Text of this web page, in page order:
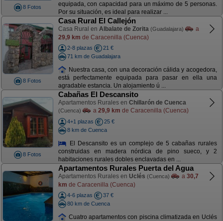
8 Fotos
equipada, con capacidad para un máximo de 5 personas.
Por su situación, es ideal para realizar ...
8 Fotos
Casa Rural El Callejón
Casa Rural en Albalate de Zorita (Guadalajara)
a
29,9 km de Caracenilla (Cuenca)
2-8 plazas
21 €
71 km de Guadalajara
Nuestra casa, con una decoración cálida y acogedora,
está perfectamente equipada para pasar en ella una
agradable estancia. Un alojamiento ú ...
8 Fotos
Cabañas El Descansito
Apartamentos Rurales en Chillarón de Cuenca
(Cuenca) a 29,9 km de Caracenilla (Cuenca)
4+1 plazas
25 €
8 km de Cuenca
El Descansito es un complejo de 5 cabañas rurales
construidas en madera nórdica de pino sueco, y 2
habitaciones rurales dobles enclavadas en ...
Apartamentos Rurales Puerta del Agua
Apartamentos Rurales en Uclés (Cuenca) a 30,7
km de Caracenilla (Cuenca)
4-6 plazas
37 €
80 km de Cuenca
Cuatro apartamentos con piscina climatizada en Uclés